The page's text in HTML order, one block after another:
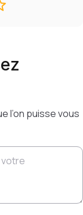
l’on puisse vous